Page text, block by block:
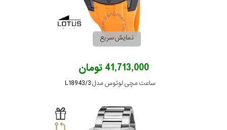
نمایش سریع
41,713,000 تومان
ساعت مچی لوتوس مدل L18943/3